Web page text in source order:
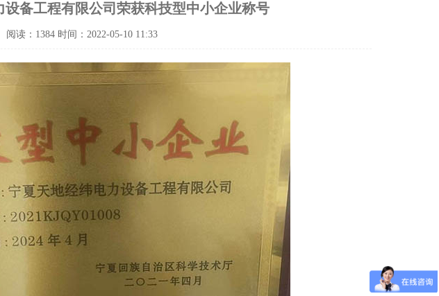
设备工程有限公司荣获科技型中小企业称号
阅读：1384 时间：2022-05-10 11:33